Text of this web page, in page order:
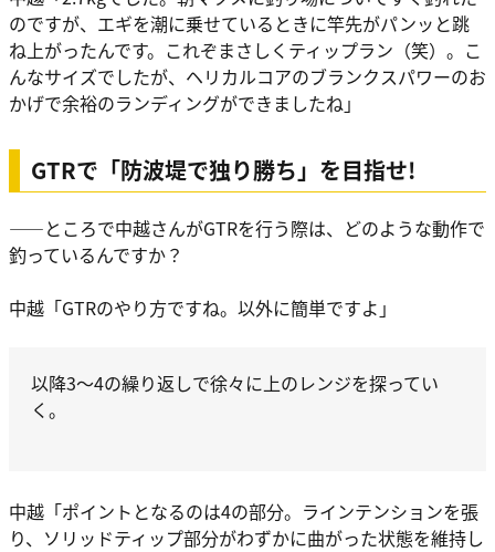
のですが、エギを潮に乗せているときに竿先がパンッと跳
ね上がったんです。これぞまさしくティップラン（笑）。こ
んなサイズでしたが、ヘリカルコアのブランクスパワーのお
かげで余裕のランディングができましたね」
GTRで「防波堤で独り勝ち」を目指せ!
――ところで中越さんがGTRを行う際は、どのような動作で
釣っているんですか？
中越 「GTRのやり方ですね。以外に簡単ですよ」
以降3～4の繰り返しで徐々に上のレンジを探ってい
く。
中越 「ポイントとなるのは4の部分。ラインテンションを張
り、ソリッドティップ部分がわずかに曲がった状態を維持し